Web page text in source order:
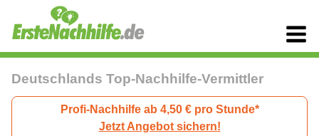
Deutschlands Top-Nachhilfe-Vermittler
Profi-Nachhilfe ab 4,50 € pro Stunde*
Jetzt Angebot sichern!